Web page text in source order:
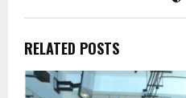
RELATED POSTS